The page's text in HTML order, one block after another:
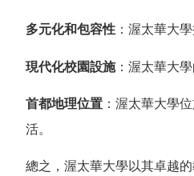
多元化和包容性 ：渥太華大
現代化校園設施：渥太華大
首都地理位置 ：渥太華大學
活。
總之，渥太華大學以其卓越